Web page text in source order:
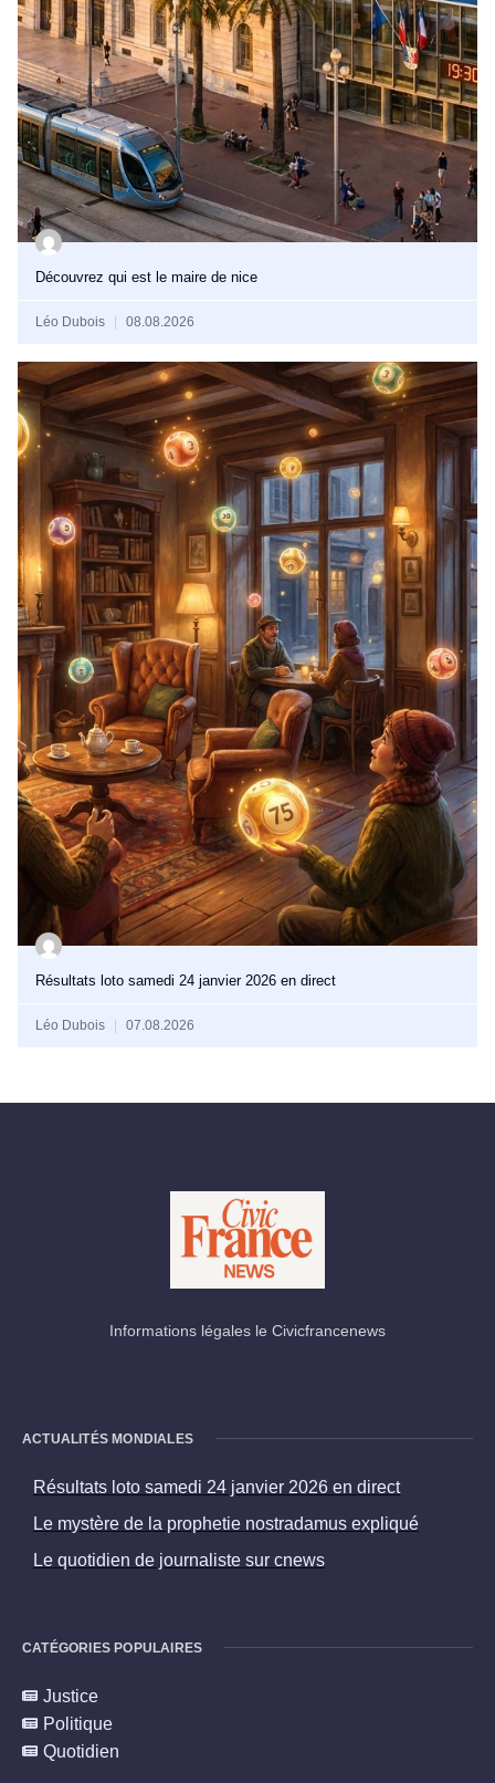
Découvrez qui est le maire de nice
Léo Dubois 08.08.2026
Résultats loto samedi 24 janvier 2026 en direct
Léo Dubois 07.08.2026
Informations légales le Civicfrancenews
ACTUALITÉS MONDIALES
Résultats loto samedi 24 janvier 2026 en direct
Le mystère de la prophetie nostradamus expliqué
Le quotidien de journaliste sur cnews
CATÉGORIES POPULAIRES
Justice
Politique
Quotidien